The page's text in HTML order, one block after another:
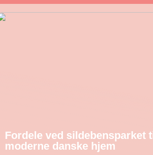
Fordele ved sildebensparket
moderne danske hjem